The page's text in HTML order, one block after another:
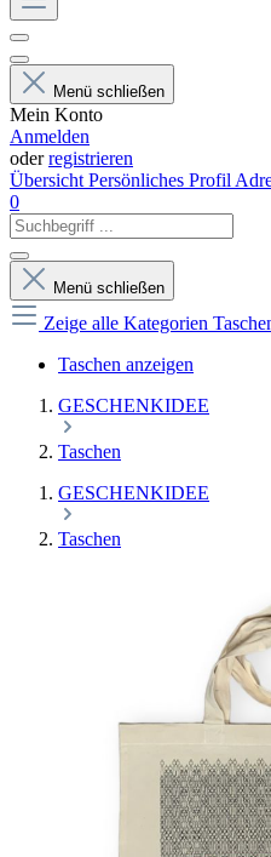
Menü schließen
Mein Konto
Anmelden
oderregistrieren
Übersicht Persönliches Profil
0
Menü schließen
Zeige alle Kategorien
Taschen anzeigen
GESCHENKIDEE
Taschen
GESCHENKIDEE
Taschen